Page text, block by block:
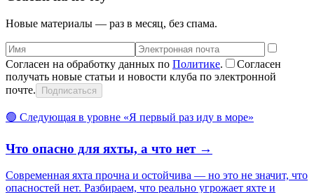
Новые материалы — раз в месяц, без спама.
Согласен на обработку данных по Политике.
Согласен
получать новые статьи и новости клуба по электронной
почте.
Подписаться
🟢 Следующая в уровне «Я первый раз иду в море»
Что опасно для яхты, а что нет→
Современная яхта прочна и остойчива — но это не значит, что
опасностей нет. Разбираем, что реально угрожает яхте и